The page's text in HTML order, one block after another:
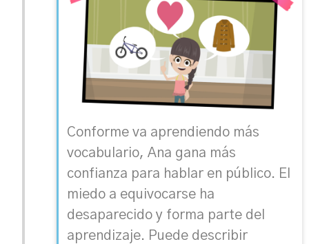
Conforme va aprendiendo más
vocabulario, Ana gana más
confianza para hablar en público. El
miedo a equivocarse ha
desaparecido y forma parte del
aprendizaje. Puede describir